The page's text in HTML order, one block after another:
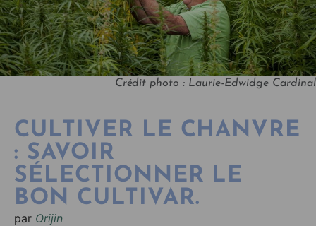
Crédit photo : Laurie-Edwidge Cardinal
CULTIVER LE CHANVRE
: SAVOIR
SÉLECTIONNER LE
BON CULTIVAR.
par Orijin